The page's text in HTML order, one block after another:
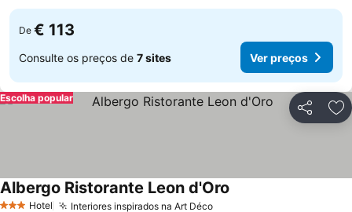
De € 113
Consulte os preços de 7 sites Ver preços
Partilhar
Escolha popular
Hotel Interiores inspirados na Art Déco
Albergo Ristorante Leon d'Oro